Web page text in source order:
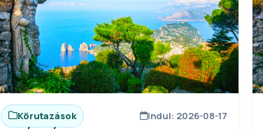
Körutazások Indul: 2026-08-17